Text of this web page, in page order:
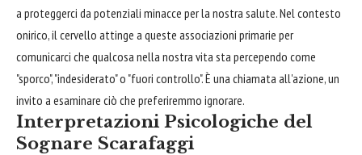
a proteggerci da potenziali minacce per la nostra salute. Nel contesto
onirico, il cervello attinge a queste associazioni primarie per
comunicarci che qualcosa nella nostra vita sta percependo come
"sporco", "indesiderato" o "fuori controllo". È una chiamata all'azione, un
invito a esaminare ciò che preferiremmo ignorare.
Interpretazioni Psicologiche del
Sognare Scarafaggi